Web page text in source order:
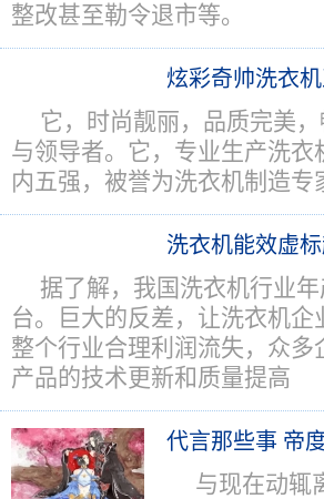
整改甚至勒令退市等。
炫彩奇帅洗衣
它，时尚靓丽，品质完美
与领导者。它，专业生产洗
内五强，被誉为洗衣机制造专
洗衣机能效虚
据了解，我国洗衣机行业
台。巨大的反差，让洗衣机
整个行业合理利润流失，众
产品的技术更新和质量提高
代言那些事 帝
与现在动辄